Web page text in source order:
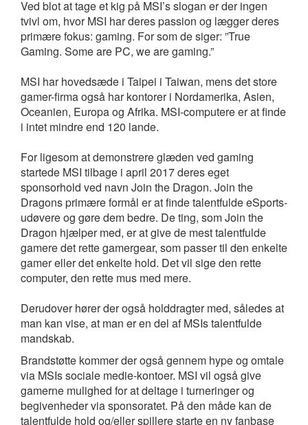
Ved blot at tage et kig på MSI’s slogan er der ingen
tvivl om, hvor MSI har deres passion og lægger deres
primære fokus: gaming. For som de siger: ”True
Gaming. Some are PC, we are gaming.”
MSI har hovedsæde i Taipei i Taiwan, mens det store
gamer-firma også har kontorer i Nordamerika, Asien,
Oceanien, Europa og Afrika. MSI-computere er at finde
i intet mindre end 120 lande.
For ligesom at demonstrere glæden ved gaming
startede MSI tilbage i april 2017 deres eget
sponsorhold ved navn Join the Dragon. Join the
Dragons primære formål er at finde talentfulde eSports-
udøvere og gøre dem bedre. De ting, som Join the
Dragon hjælper med, er at give de mest talentfulde
gamere det rette gamergear, som passer til den enkelte
gamer eller det enkelte hold. Det vil sige den rette
computer, den rette mus med mere.
Derudover hører der også holddragter med, således at
man kan vise, at man er en del af MSIs talentfulde
mandskab.
Brandstøtte kommer der også gennem hype og omtale
via MSIs sociale medie-kontoer. MSI vil også give
gamerne mulighed for at deltage i turneringer og
begivenheder via sponsoratet. På den måde kan de
talentfulde hold og/eller spillere starte en ny fanbase